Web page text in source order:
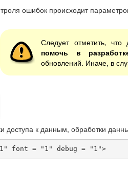
ошибок происходит
Следует отметить, что
помочь в
обновлений. Иначе, в
доступа к данным, обработки
font = "1" debug = "1">